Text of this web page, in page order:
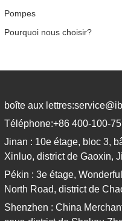
Pompes
Pourquoi nous choisir?
boîte aux lettres:
Téléphone:+86 400-100-
Jinan : 10e étage, bloc 3,
Xinluo, district de Gaoxin,
Pékin : 3e étage,
North Road, district de
Shenzhen : China